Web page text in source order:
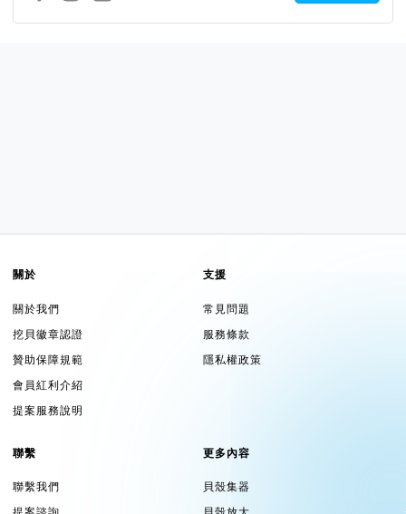
關於
關於我們
挖貝徽章認證
贊助保障規範
會員紅利介紹
提案服務說明
支援
常見問題
服務條款
隱私權政策
聯繫
聯繫我們
更多內容
貝殼集器